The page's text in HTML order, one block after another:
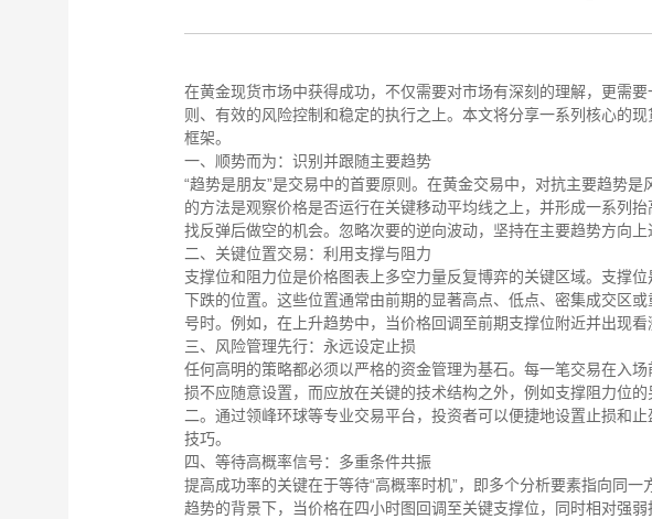
在黄金现货市场中获得成功，不仅需要对市场有深刻的理解，更需
则、有效的风险控制和稳定的执行之上。本文将分享一系列核心的
框架。
一、顺势而为：识别并跟随主要趋势
“趋势是朋友”是交易中的首要原则。在黄金交易中，对抗主要趋势
的方法是观察价格是否运行在关键移动平均线之上，并形成一系列
找反弹后做空的机会。忽略次要的逆向波动，坚持在主要趋势方向
二、关键位置交易：利用支撑与阻力
支撑位和阻力位是价格图表上多空力量反复博弈的关键区域。支撑
下跌的位置。这些位置通常由前期的显著高点、低点、密集成交区
号时。例如，在上升趋势中，当价格回调至前期支撑位附近并出现
三、风险管理先行：永远设定止损
任何高明的策略都必须以严格的资金管理为基石。每一笔交易在入
损不应随意设置，而应放在关键的技术结构之外，例如支撑阻力位
二。通过领峰环球等专业交易平台，投资者可以便捷地设置止损和
技巧。
四、等待高概率信号：多重条件共振
提高成功率的关键在于等待“高概率时机”，即多个分析要素指向同
趋势的背景下，当价格在四小时图回调至关键支撑位，同时相对强